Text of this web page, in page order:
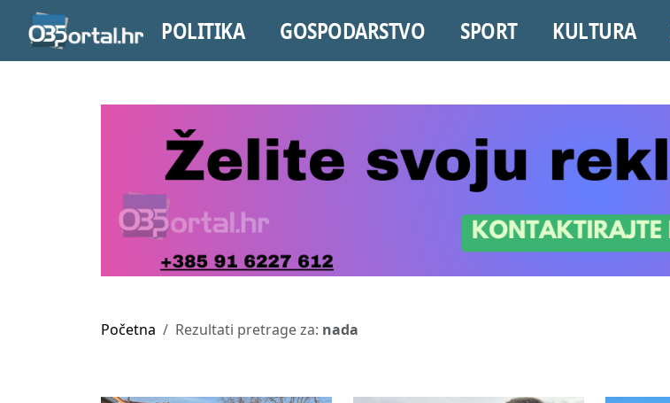
POLITIKA GOSPODARSTVO SPORT KULTURA
Početna Rezultati pretrage za: nada